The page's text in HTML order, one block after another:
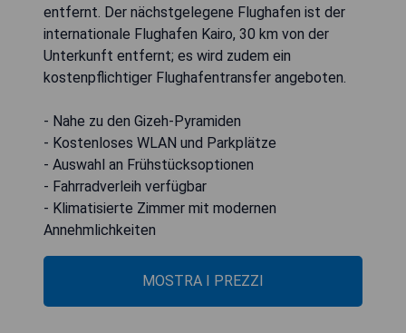
entfernt. Der nächstgelegene Flughafen ist der
internationale Flughafen Kairo, 30 km von der
Unterkunft entfernt; es wird zudem ein
kostenpflichtiger Flughafentransfer angeboten.
- Nahe zu den Gizeh-Pyramiden
- Kostenloses WLAN und Parkplätze
- Auswahl an Frühstücksoptionen
- Fahrradverleih verfügbar
- Klimatisierte Zimmer mit modernen
Annehmlichkeiten
MOSTRA I PREZZI